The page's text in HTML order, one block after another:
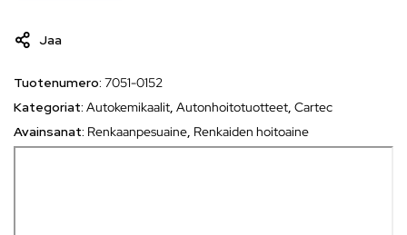
Jaa
Tuotenumero: 7051-0152
Kategoriat: Autokemikaalit, Autonhoitotuotteet, Cartec
Avainsanat: Renkaanpesuaine, Renkaiden hoitoaine